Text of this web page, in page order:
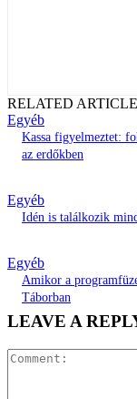
RELATED
Egyéb
Kassa figyelmeztet:
az erdőkben
Egyéb
Idén is találkozik
Egyéb
Amikor a
Táborban
LEAVE A